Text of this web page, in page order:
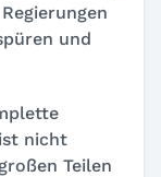
und
nicht
Teilen